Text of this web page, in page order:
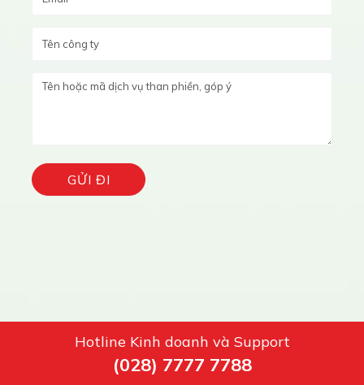
Hotline Kinh doanh và Support
(028) 7777 7788